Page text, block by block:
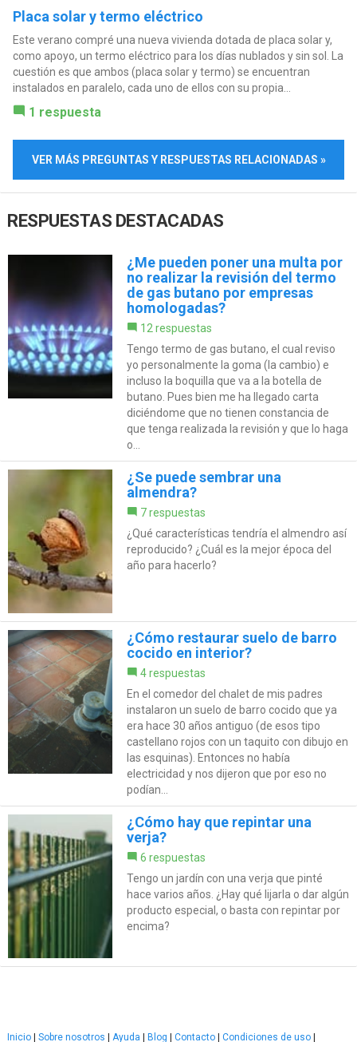
Placa solar y termo eléctrico
Este verano compré una nueva vivienda dotada de placa solar y,
como apoyo, un termo eléctrico para los días nublados y sin sol. La
cuestión es que ambos (placa solar y termo) se encuentran
instalados en paralelo, cada uno de ellos con su propia...
1 respuesta
VER MÁS PREGUNTAS Y RESPUESTAS RELACIONADAS »
RESPUESTAS DESTACADAS
¿Me pueden poner una multa por
no realizar la revisión del termo
de gas butano por empresas
homologadas?
12 respuestas
Tengo termo de gas butano, el cual reviso
yo personalmente la goma (la cambio) e
incluso la boquilla que va a la botella de
butano. Pues bien me ha llegado carta
diciéndome que no tienen constancia de
que tenga realizada la revisión y que lo haga
o...
¿Se puede sembrar una
almendra?
7 respuestas
¿Qué características tendría el almendro así
reproducido? ¿Cuál es la mejor época del
año para hacerlo?
¿Cómo restaurar suelo de barro
cocido en interior?
4 respuestas
En el comedor del chalet de mis padres
instalaron un suelo de barro cocido que ya
era hace 30 años antiguo (de esos tipo
castellano rojos con un taquito con dibujo en
las esquinas). Entonces no había
electricidad y nos dijeron que por eso no
podían...
¿Cómo hay que repintar una
verja?
6 respuestas
Tengo un jardín con una verja que pinté
hace varios años. ¿Hay qué lijarla o dar algún
producto especial, o basta con repintar por
encima?
Inicio | Sobre nosotros | Ayuda | Blog | Contacto | Condiciones de uso |